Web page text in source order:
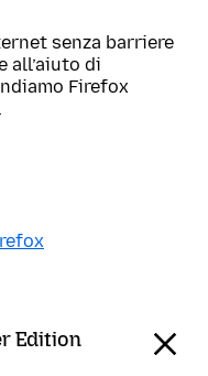
senza barriere
all’aiuto di
Firefox
Edition